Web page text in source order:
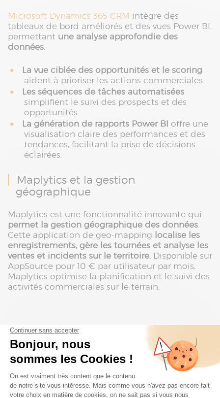
Microsoft Dynamics 365 CRM intègre des
tableaux de bord améliorés et des vues Power BI,
permettant une analyse approfondie des
données.
La vue ciblée des opportunités et le scoring
aident à prioriser les actions commerciales.
Les séquences de tâches automatisées
simplifient le suivi des prospects et des
opportunités.
La génération de rapports Power BI offre une
visualisation claire des performances et des
tendances, facilitant la prise de décisions
éclairées.
Maplytics et la gestion
géographique
Maplytics est une fonctionnalité innovante qui
permet la gestion géographique des données.
Cette application de geo-mapping localise les
enregistrements, gère les tournées et analyse les
ventes et incidents sur le territoire. Disponible sur
AppSource pour 10 € par utilisateur par mois,
Maplytics optimise la planification et le suivi des
activités commerciales sur le terrain.
Intégration avec la Power Platform
Microsoft Dynamics 365 CRM se distingue par
son intégration avec laPower Platform,
comprenant Power BI, PowerApps, Power
Automate et Power Virtual Agents. Cette